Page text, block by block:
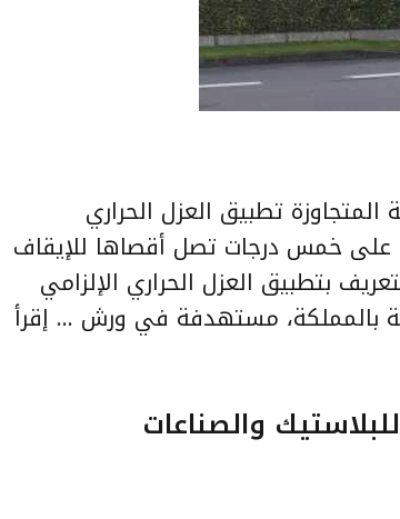
تطبيق العزل الحراري
على خمس درجات تصل أقصاها للإيقاف
بتطبيق العزل الحراري الإلزامي
بالمملكة، مستهدفة في ورش … إقرأ
للبلاستيك والصناعات